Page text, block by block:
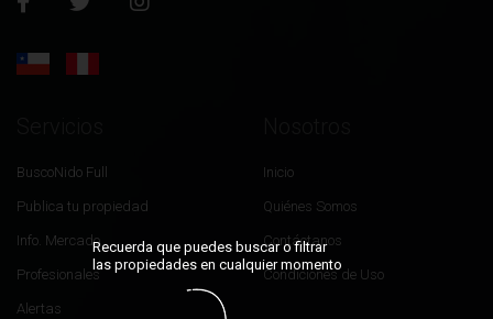
BuscoNido Full
Publica tu propiedad
Info. Mercado
Profesionales
Alertas
Inicio
Quiénes Somos
Contáctanos
Condiciones de Uso
Recuerda que puedes buscar o filtrar
las propiedades en cualquier momento